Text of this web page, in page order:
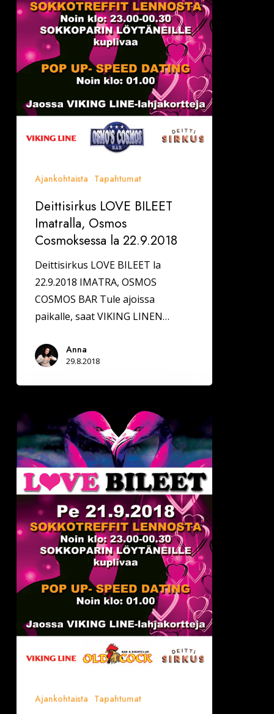
22.9.2018
Ajankohtaista Tapahtumat
Deittisirkus LOVE BILEET
Imatralla, Osmos
Cosmoksessa la 22.9.2018
Deittisirkus LOVE BILEET la
22.9.2018 IMATRA, OSMOS
COSMOS BAR Tule ajoissa
paikalle, saat VIKING LINEN…
Anna
29.8.2018
LOVE
BILEET
Lappeenrannassa,
OLD
COCK
pe
21.9.2018
Ajankohtaista Tapahtumat